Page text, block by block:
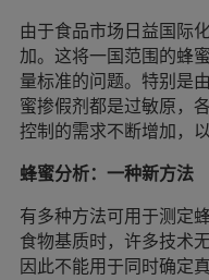
由于食品市场日益国际
加。这将一国范围的蜂
量标准的问题。特别是
蜜掺假剂都是过敏原，
控制的需求不断增加，
蜂蜜分析：一种新方法
有多种方法可用于测定
食物基质时，许多技术
因此不能用于同时确定